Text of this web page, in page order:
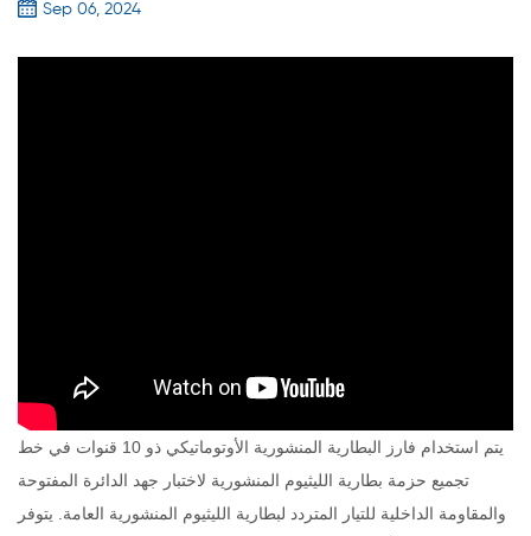
Sep 06, 2024
يتم استخدام فارز البطارية المنشورية الأوتوماتيكي ذو 10 قنوات في خط
تجميع حزمة بطارية الليثيوم المنشورية لاختبار جهد الدائرة المفتوحة
والمقاومة الداخلية للتيار المتردد لبطارية الليثيوم المنشورية العامة. يتوفر